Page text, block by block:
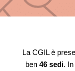
La CGIL è
ben 46 sedi. In